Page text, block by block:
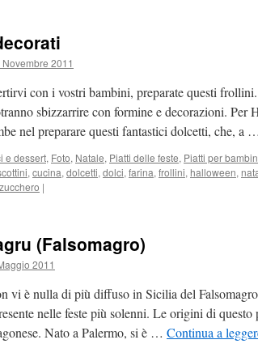
Novembre 2011
con i vostri bambini, preparate questi
sbizzarrire con formine e decorazioni. Per
nel preparare questi fantastici dolcetti, che, a …
e dessert, Foto, Natale, Piatti delle feste, Piatti per
, cucina, dolcetti, dolci, farina, frollini, halloween,
zucchero |
(Falsomagro)
2011
vi è nulla di più diffuso in Sicilia del
nelle feste più solenni. Le origini di
Nato a Palermo, si è … Continua a